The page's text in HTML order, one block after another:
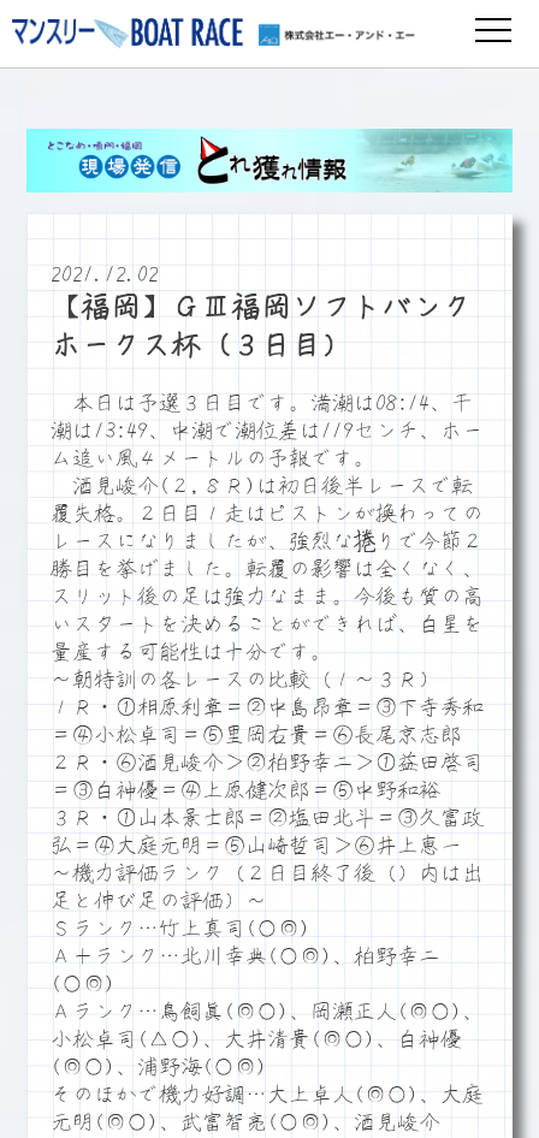
2021.12.02
【福岡】ＧⅢ福岡ソフトバンク
ホークス杯（３日目）
本日は予選３日目です。満潮は08:14、干
潮は13:49、中潮で潮位差は119センチ、ホー
ム追い風４メートルの予報です。
酒見峻介(２,８Ｒ)は初日後半レースで転
覆失格。２日目１走はピストンが換わっての
レースになりましたが、強烈な捲りで今節２
勝目を挙げました。転覆の影響は全くなく、
スリット後の足は強力なまま。今後も質の高
いスタートを決めることができれば、白星を
量産する可能性は十分です。
～朝特訓の各レースの比較（１～３Ｒ）
１Ｒ・①相原利章＝②中島昂章＝③下寺秀和
＝④小松卓司＝⑤里岡右貴＝⑥長尾京志郎
２Ｒ・⑥酒見峻介＞②柏野幸二＞①益田啓司
＝③白神優＝④上原健次郎＝⑤中野和裕
３Ｒ・①山本景士郎＝②塩田北斗＝③久富政
弘＝④大庭元明＝⑤山崎哲司＞⑥井上恵一
～機力評価ランク（２日目終了後（）内は出
足と伸び足の評価）～
Ｓランク…竹上真司(○◎)
Ａ＋ランク…北川幸典(○◎)、柏野幸二
(○◎)
Ａランク…鳥飼眞(◎○)、岡瀬正人(◎○)、
小松卓司(△○)、大井清貴(◎○)、白神優
(◎○)、浦野海(○◎)
そのほかで機力好調…大上卓人(◎○)、大庭
元明(◎○)、武富智亮(○◎)、酒見峻介